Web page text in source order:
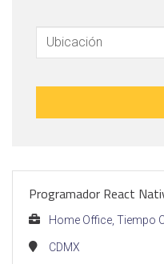
Programador React
Home Office, Tiempo
CDMX